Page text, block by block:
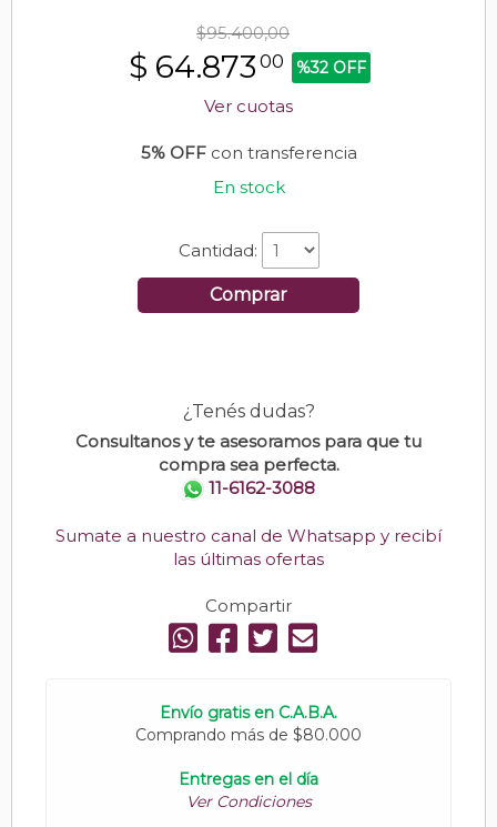
$95.400,00
$ 64.873 00 %32 OFF
Ver cuotas
5% OFFcon transferencia
En stock
Cantidad:
Comprar
¿Tenés dudas?
Consultanos y te asesoramos para que tu
compra sea perfecta.
11-6162-3088
Sumate a nuestro canal de Whatsapp y recibí
las últimas ofertas
Compartir
Envío gratis en C.A.B.A.
Comprando más de $80.000
Entregas en el día
Ver Condiciones